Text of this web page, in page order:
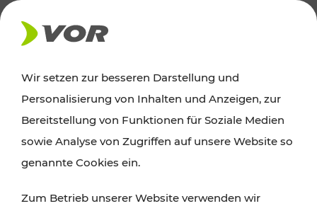
AKTUELLES
Ausflugstipps
Wien, Niederösterreich und das Burgenland
Wanderungen, Kultur und Gastronomie,
Wir setzen zur besseren Darstellung und
Personalisierung von Inhalten und Anzeigen, zur
Bereitstellung von Funktionen für Soziale Medien
sowie Analyse von Zugriffen auf unsere Website so
genannte Cookies ein.
Zum Betrieb unserer Website verwenden wir